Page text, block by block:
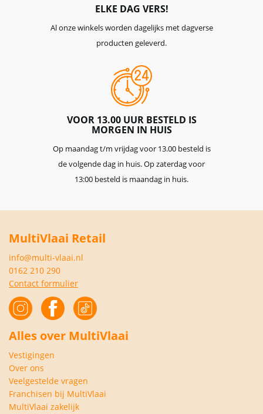
ELKE DAG VERS!
Al onze winkels worden dagelijks met dagverse
producten geleverd.
VOOR 13.00 UUR BESTELD IS
MORGEN IN HUIS
Op maandag t/m vrijdag voor 13.00 besteld is
de volgende dag in huis. Op zaterdag voor
13:00 besteld is maandag in huis.
MultiVlaai Retail
info@multi-vlaai.nl
0162 210 290
Contact formulier
Alles over MultiVlaai
Vestigingen
Over ons
Veelgestelde vragen
Franchisen bij MultiVlaai
MultiVlaai zakelijk